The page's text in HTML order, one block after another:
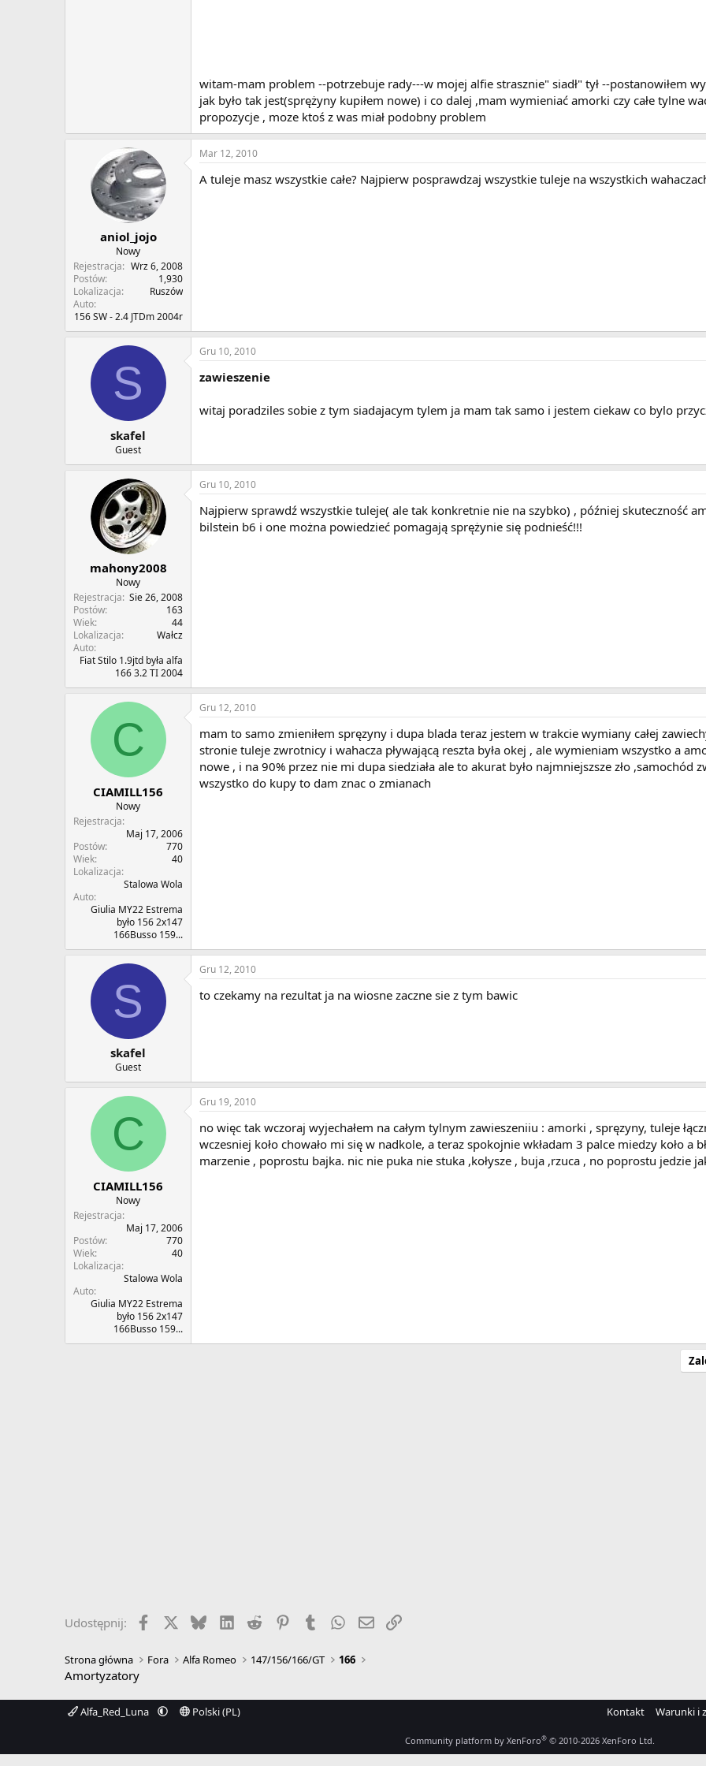
witam-mam problem --potrzebuje rady---w mojej alfie strasznie" siadł" tył --postanowiłem
jak było tak jest(sprężyny kupiłem nowe) i co dalej ,mam wymieniać amorki czy całe tylne
propozycje , moze ktoś z was miał podobny problem
aniol_jojo
Nowy
Rejestracja
Wrz 6, 2008
Postów
1,930
Lokalizacja
Ruszów
Auto
156 SW - 2.4 JTDm 2004r
Mar 12, 2010
A tuleje masz wszystkie całe? Najpierw posprawdzaj wszystkie tuleje na wszystkich
S
skafel
Guest
Gru 10, 2010
zawieszenie
witaj poradziles sobie z tym siadajacym tylem ja mam tak samo i jestem ciekaw co bylo
mahony2008
Nowy
Rejestracja Sie 26, 2008
Postów
163
Wiek
44
Lokalizacja
Wałcz
Auto
Fiat Stilo 1.9jtd była alfa
166 3.2 TI 2004
Gru 10, 2010
Najpierw sprawdź wszystkie tuleje( ale tak konkretnie nie na szybko) , później skuteczność
bilstein b6 i one można powiedzieć pomagają sprężynie się podnieść!!!
C
CIAMILL156
Nowy
Rejestracja
Maj 17, 2006
Postów
770
Wiek
40
Lokalizacja
Stalowa Wola
Auto
Giulia MY22 Estrema
było 156 2x147
166Busso 159...
Gru 12, 2010
mam to samo zmieniłem spręzyny i dupa blada teraz jestem w trakcie wymiany całej
stronie tuleje zwrotnicy i wahacza pływającą reszta była okej , ale wymieniam wszystko a
nowe , i na 90% przez nie mi dupa siedziała ale to akurat było najmniejszsze zło ,samochód
wszystko do kupy to dam znac o zmianach
S
skafel
Guest
Gru 12, 2010
to czekamy na rezultat ja na wiosne zaczne sie z tym bawic
C
CIAMILL156
Nowy
Rejestracja
Maj 17, 2006
Postów
770
Wiek
40
Lokalizacja
Stalowa Wola
Auto
Giulia MY22 Estrema
było 156 2x147
166Busso 159...
Gru 19, 2010
no więc tak wczoraj wyjechałem na całym tylnym zawieszeniiu : amorki , spręzyny, tuleje
wczesniej koło chowało mi się w nadkole, a teraz spokojnie wkładam 3 palce miedzy koło
marzenie , poprostu bajka. nic nie puka nie stuka ,kołysze , buja ,rzuca , no poprostu jedzie
Udostępnij: Facebook BlueskyLinkedIn
Reddit PinterestTumblr WhatsApp
EmailLink
Strona główna Fora Alfa Romeo 147/156/166/GT 166
Amortyzatory
Alfa_Red_Luna Polski (PL) Kontakt Warunki i
Community platform by XenForo® © 2010-2026 XenForo Ltd.